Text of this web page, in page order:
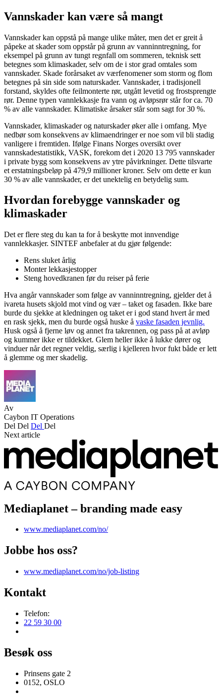
Vannskader kan være så mangt
Vannskader kan oppstå på mange ulike måter, men det er greit å
påpeke at skader som oppstår på grunn av vanninntregning, for
eksempel på grunn av tungt regnfall om sommeren, teknisk sett
betegnes som klimaskader, selv om de i stor grad omtales som
vannskader. Skade forårsaket av værfenomener som storm og flom
betegnes på sin side som naturskader. Vannskader, i tradisjonell
forstand, skyldes ofte feilmonterte rør, utgått levetid og frostsprengte
rør. Denne typen vannlekkasje fra vann og avløpsrør står for ca. 70
% av alle vannskader. Klimatiske årsaker står som sagt for 30 %.
Vannskader, klimaskader og naturskader øker alle i omfang. Mye
nedbør som konsekvens av klimaendringer er noe som vil bli stadig
vanligere i fremtiden. Ifølge Finans Norges oversikt over
vannskadestatistikk, VASK, forekom det i 2020 13 795 vannskader
i private bygg som konsekvens av ytre påvirkninger. Dette tilsvarte
et erstatningsbeløp på 479,9 millioner kroner. Selv om dette er kun
30 % av alle vannskader, er det unektelig en betydelig sum.
Hvordan forebygge vannskader og
klimaskader
Det er flere steg du kan ta for å beskytte mot innvendige
vannlekkasjer. SINTEF anbefaler at du gjør følgende:
Rens sluket årlig
Monter lekkasjestopper
Steng hovedkranen før du reiser på ferie
Hva angår vannskader som følge av vanninntregning, gjelder det å
ivareta husets skjold mot vind og vær – taket og fasaden. Ikke bare
burde du sjekke at kledningen og taket er i god stand hvert år med
en rask sjekk, men du burde også huske å vaske fasaden jevnlig.
Husk også å fjerne løv og annet fra takrennen, og pass på at avløp
og kummer ikke er tildekket. Glem heller ikke å lukke dører og
vinduer når det regner veldig, særlig i kjelleren hvor fukt både er lett
å glemme og mer skadelig.
Av
Caybon IT Operations
Del Del Del Del
Next article
Mediaplanet – branding made easy
www.mediaplanet.com/no/
Jobbe hos oss?
www.mediaplanet.com/no/job-listing
Kontakt
Telefon:
22 59 30 00
Besøk oss
Prinsens gate 2
0152, OSLO